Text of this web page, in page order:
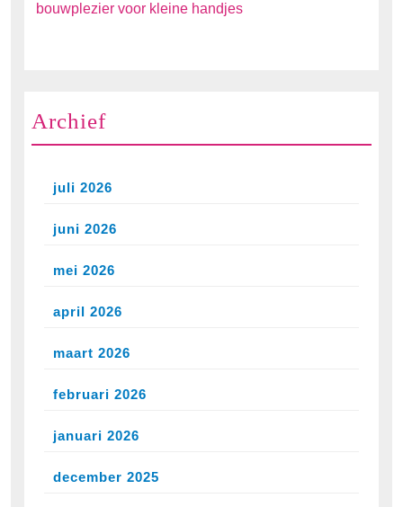
bouwplezier voor kleine handjes
Archief
juli 2026
juni 2026
mei 2026
april 2026
maart 2026
februari 2026
januari 2026
december 2025